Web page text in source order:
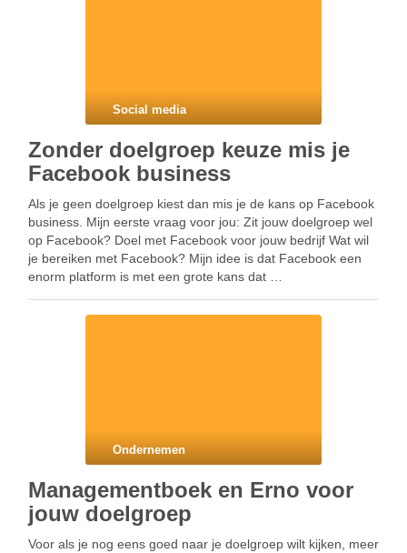
Social media
Zonder doelgroep keuze mis je
Facebook business
Als je geen doelgroep kiest dan mis je de kans op Facebook
business. Mijn eerste vraag voor jou: Zit jouw doelgroep wel
op Facebook? Doel met Facebook voor jouw bedrijf Wat wil
je bereiken met Facebook? Mijn idee is dat Facebook een
enorm platform is met een grote kans dat …
Ondernemen
Managementboek en Erno voor
jouw doelgroep
Voor als je nog eens goed naar je doelgroep wilt kijken, meer